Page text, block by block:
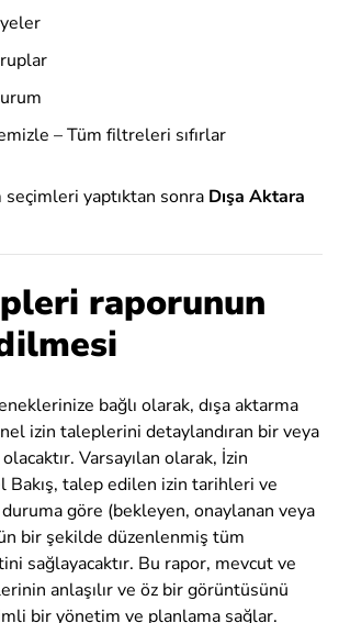
– Tüm filtreleri sıfırlar
yaptıktan sonra Dışa Aktara
raporunun
bağlı olarak, dışa aktarma
izin taleplerini detaylandıran bir veya
Varsayılan olarak, İzin
Bakış, talep edilen izin tarihleri ve
göre (bekleyen, onaylanan veya
bir şekilde düzenlenmiş tüm
sağlayacaktır. Bu rapor, mevcut ve
anlaşılır ve öz bir görüntüsünü
bir yönetim ve planlama sağlar.